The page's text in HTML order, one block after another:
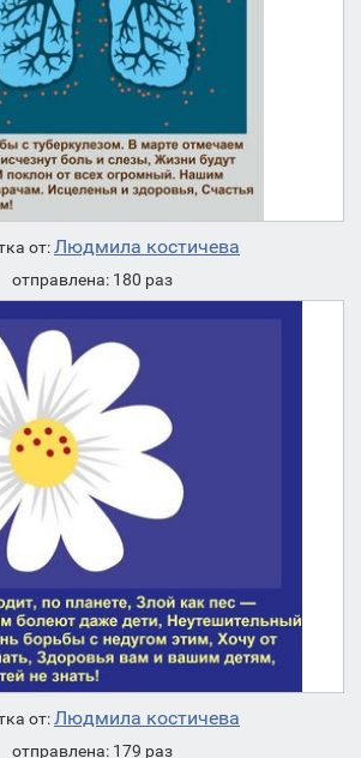
от:Людмила костичева
отправлена: 180 раз
от:Людмила костичева
отправлена: 179 раз